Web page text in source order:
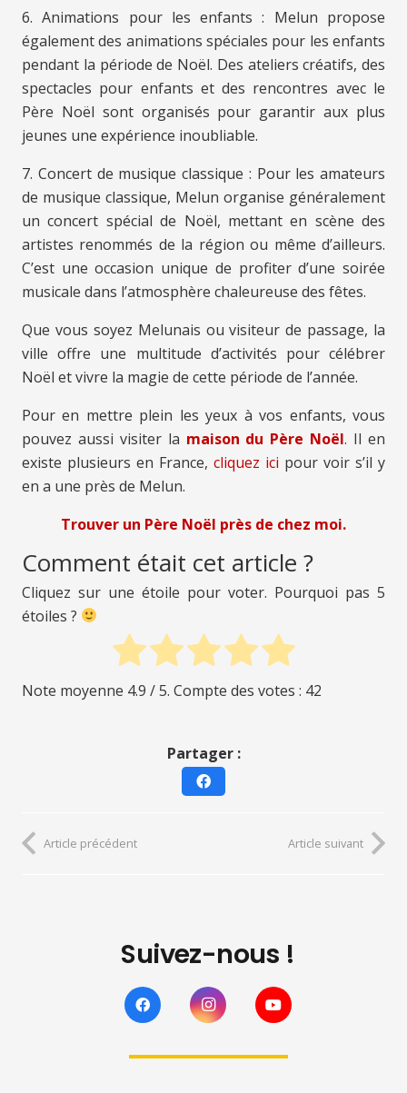
6. Animations pour les enfants : Melun propose
également des animations spéciales pour les enfants
pendant la période de Noël. Des ateliers créatifs, des
spectacles pour enfants et des rencontres avec le
Père Noël sont organisés pour garantir aux plus
jeunes une expérience inoubliable.
7. Concert de musique classique : Pour les amateurs
de musique classique, Melun organise généralement
un concert spécial de Noël, mettant en scène des
artistes renommés de la région ou même d’ailleurs.
C’est une occasion unique de profiter d’une soirée
musicale dans l’atmosphère chaleureuse des fêtes.
Que vous soyez Melunais ou visiteur de passage, la
ville offre une multitude d’activités pour célébrer
Noël et vivre la magie de cette période de l’année.
Pour en mettre plein les yeux à vos enfants, vous
pouvez aussi visiter la maison du Père Noël. Il en
existe plusieurs en France, cliquez ici pour voir s’il y
en a une près de Melun.
Trouver un Père Noël près de chez moi.
Comment était cet article ?
Cliquez sur une étoile pour voter. Pourquoi pas 5
étoiles ?
Note moyenne 4.9 / 5. Compte des votes : 42
Partager :
Article précédent Article suivant
Suivez-nous !